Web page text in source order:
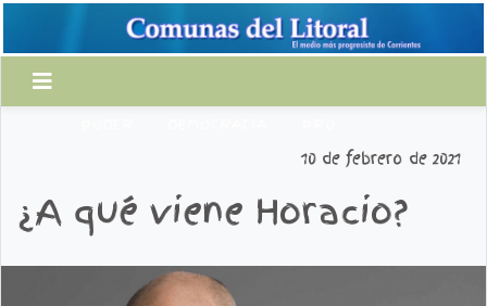
10 de febrero de 2021
¿A qué viene Horacio?